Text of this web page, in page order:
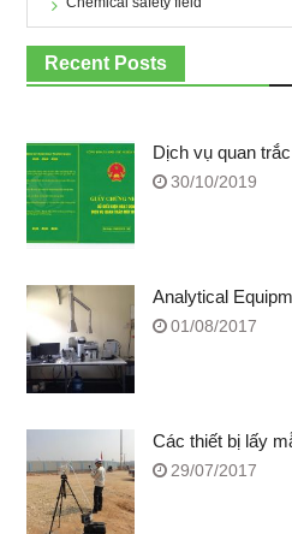
Recent Posts
Dịch vụ quan
30/10/2019
Analytical
01/08/2017
Các thiết bị lấy
29/07/2017